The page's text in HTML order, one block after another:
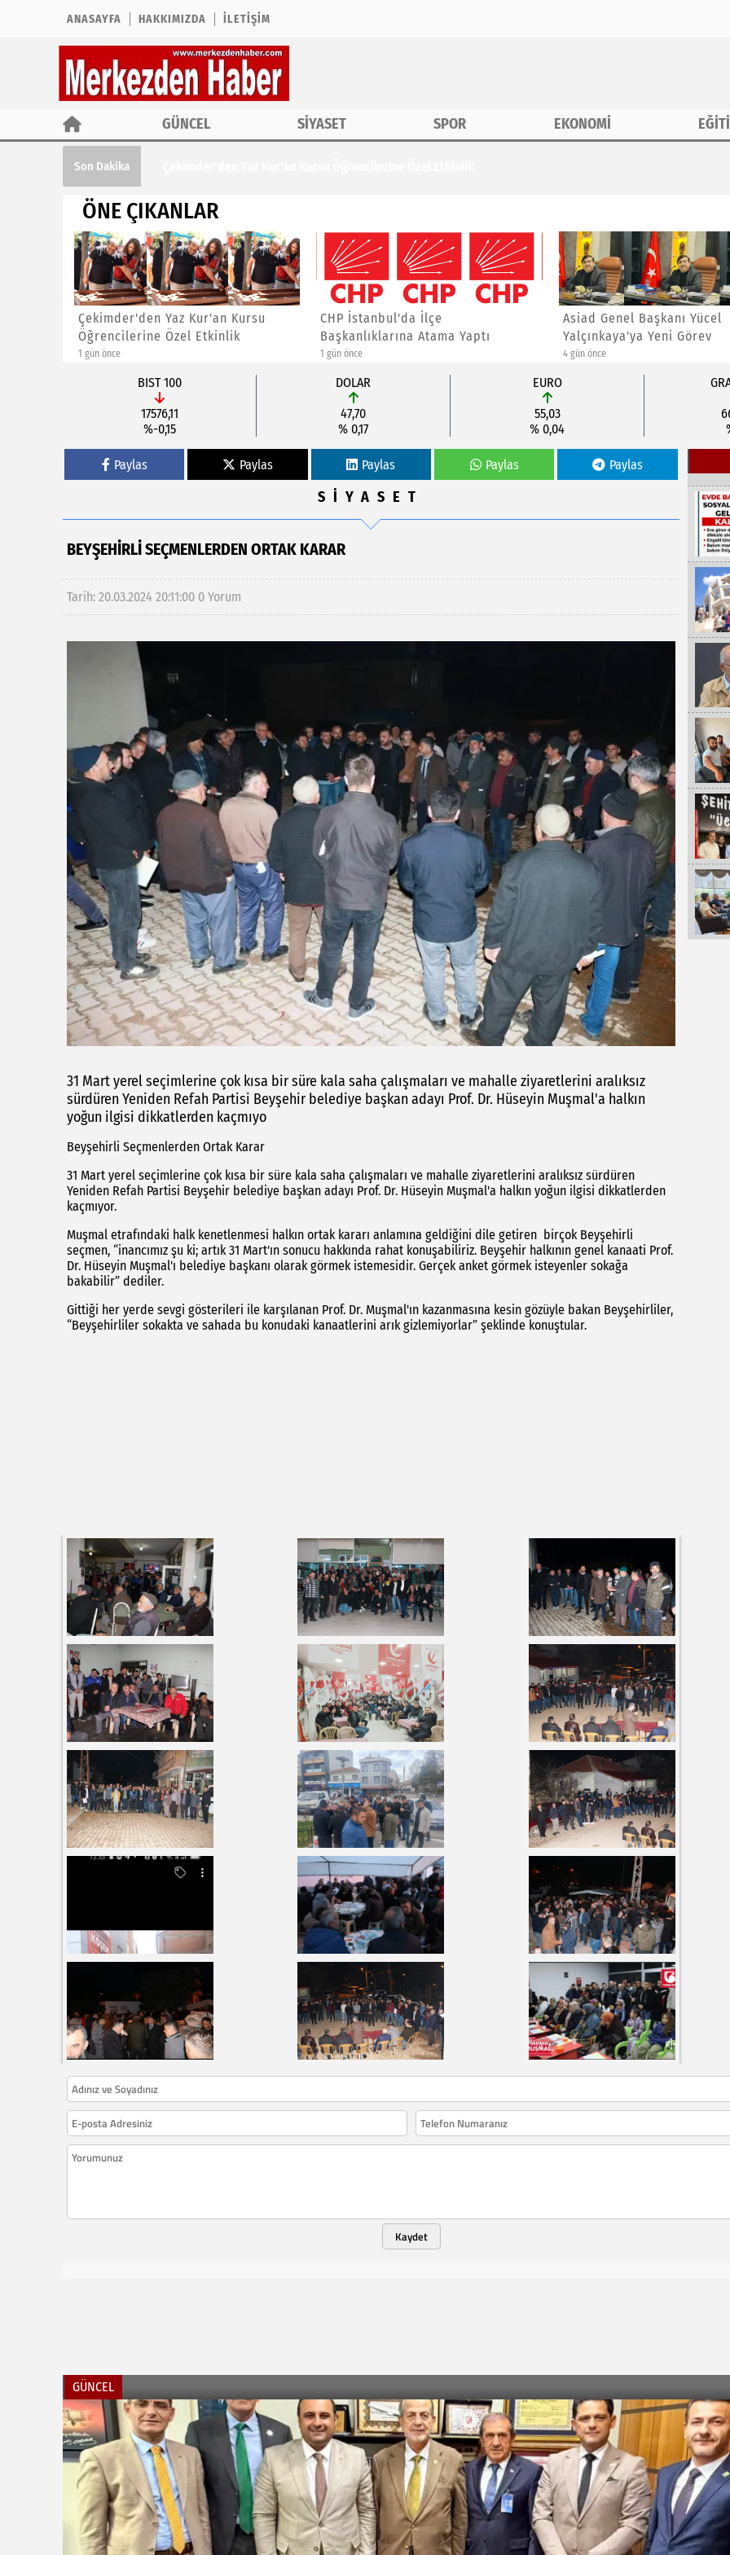
ANASAYFA HAKKIMIZDA İLETIŞIM
GÜNCEL SİYASET SPOR EKONOMİ
Son Dakika
ÖNE ÇIKANLAR
Çekimder'den Yaz Kur'an Kursu
Öğrencilerine Özel Etkinlik
1 gün önce
CHP İstanbul'da İlçe
Başkanlıklarına Atama Yaptı
1 gün önce
Asiad Genel Başkanı Yücel
Yalçınkaya'ya Yeni Görev
4 gün önce
BIST 100
17576,11
%-0,15
DOLAR
47,70
% 0,17
EURO
55,03
% 0,04
Paylas Paylas Paylas Paylas Paylas
SİYASET
BEYŞEHIRLI SEÇMENLERDEN ORTAK KARAR
Tarih: 20.03.2024 20:11:00 0 Yorum
31 Mart yerel seçimlerine çok kısa bir süre kala saha çalışmaları ve mahalle ziyaretlerini aralıksız
sürdüren Yeniden Refah Partisi Beyşehir belediye başkan adayı Prof. Dr. Hüseyin Muşmal'a halkın
yoğun ilgisi dikkatlerden kaçmıyo
Beyşehirli Seçmenlerden Ortak Karar
31 Mart yerel seçimlerine çok kısa bir süre kala saha çalışmaları ve mahalle ziyaretlerini aralıksız sürdüren
Yeniden Refah Partisi Beyşehir belediye başkan adayı Prof. Dr. Hüseyin Muşmal'a halkın yoğun ilgisi dikkatlerden
kaçmıyor.
Muşmal etrafındaki halk kenetlenmesi halkın ortak kararı anlamına geldiğini dile getiren birçok Beyşehirli
seçmen, “inancımız şu ki; artık 31 Mart'ın sonucu hakkında rahat konuşabiliriz. Beyşehir halkının genel kanaati Prof.
Dr. Hüseyin Muşmal'ı belediye başkanı olarak görmek istemesidir. Gerçek anket görmek isteyenler sokağa
bakabilir” dediler.
Gittiği her yerde sevgi gösterileri ile karşılanan Prof. Dr. Muşmal'ın kazanmasına kesin gözüyle bakan Beyşehirliler,
“Beyşehirliler sokakta ve sahada bu konudaki kanaatlerini arık gizlemiyorlar” şeklinde konuştular.
Kaydet
GÜNCEL